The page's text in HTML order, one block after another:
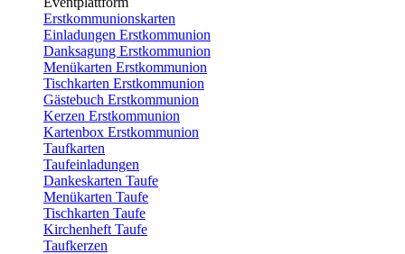
Erstkommunionskarten
Einladungen Erstkommunion
Danksagung Erstkommunion
Menükarten Erstkommunion
Tischkarten Erstkommunion
Gästebuch Erstkommunion
Kerzen Erstkommunion
Kartenbox Erstkommunion
Taufkarten
Taufeinladungen
Dankeskarten Taufe
Menükarten Taufe
Tischkarten Taufe
Kirchenheft Taufe
Taufkerzen